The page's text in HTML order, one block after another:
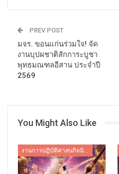
PREV POST
มจร. ขอนแก่นร่วมใจ! จัด
งานบุปผชาติสักการะบูชา
พุทธมณฑลอีสาน ประจำปี
2569
You Might Also Like